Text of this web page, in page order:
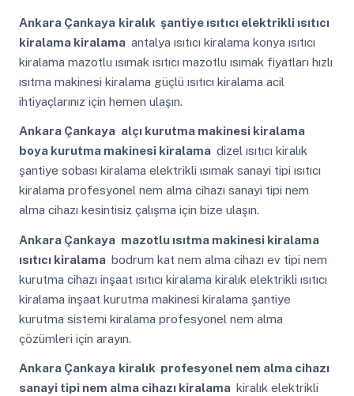
Ankara Çankaya kiralık şantiye ısıtıcı elektrikli ısıtıcı
kiralama kiralama antalya ısıtıcı kiralama konya ısıtıcı
kiralama mazotlu ısımak ısıtıcı mazotlu ısımak fiyatları hızlı
ısıtma makinesi kiralama güçlü ısıtıcı kiralama acil
ihtiyaçlarınız için hemen ulaşın.
Ankara Çankaya alçı kurutma makinesi kiralama
boya kurutma makinesi kiralama dizel ısıtıcı kiralık
şantiye sobası kiralama elektrikli ısımak sanayi tipi ısıtıcı
kiralama profesyonel nem alma cihazı sanayi tipi nem
alma cihazı kesintisiz çalışma için bize ulaşın.
Ankara Çankaya mazotlu ısıtma makinesi kiralama
ısıtıcı kiralama bodrum kat nem alma cihazı ev tipi nem
kurutma cihazı inşaat ısıtıcı kiralama kiralık elektrikli ısıtıcı
kiralama inşaat kurutma makinesi kiralama şantiye
kurutma sistemi kiralama profesyonel nem alma
çözümleri için arayın.
Ankara Çankaya kiralık profesyonel nem alma cihazı
sanayi tipi nem alma cihazı kiralama kiralık elektrikli